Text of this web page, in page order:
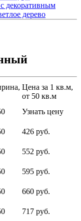
Цена за 1 кв.м,
от 50 кв.м
Узнать цену
426 руб.
552 руб.
595 руб.
660 руб.
717 руб.